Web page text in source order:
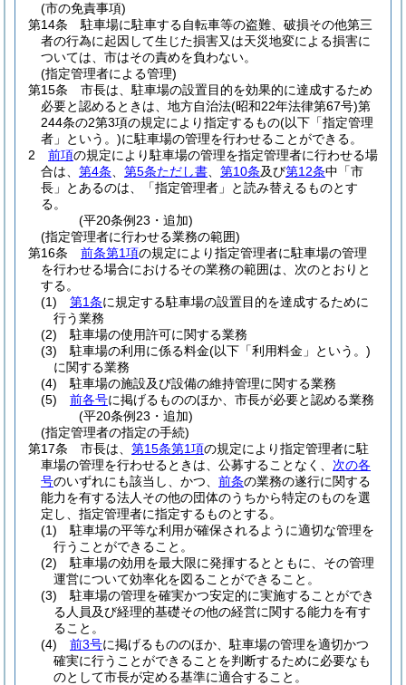
(市の免責事項)
第14条
駐車場に駐車する自転車等の盗難、破損その他第三
者の行為に起因して生じた損害又は天災地変による損害に
ついては、市はその責めを負わない。
(指定管理者による管理)
第15条
市長は、駐車場の設置目的を効果的に達成するため
必要と認めるときは、地方自治法(昭和22年法律第67号)第
244条の2第3項の規定により指定するもの(以下「指定管理
者」という。)に駐車場の管理を行わせることができる。
2
前項の規定により駐車場の管理を指定管理者に行わせる場
合は、 第4条 第5条ただし書 第10条及び第12条中「市
長」とあるのは、「指定管理者」と読み替えるものとす
る。
(平20条例23・追加)
(指定管理者に行わせる業務の範囲)
第16条
前条第1項の規定により指定管理者に駐車場の管理
を行わせる場合におけるその業務の範囲は、次のとおりと
する。
(1)
第1条に規定する駐車場の設置目的を達成するために
行う業務
(2)
駐車場の使用許可に関する業務
(3)
駐車場の利用に係る料金(以下「利用料金」という。)
に関する業務
(4)
駐車場の施設及び設備の維持管理に関する業務
(5)
前各号に掲げるもののほか、市長が必要と認める業務
(平20条例23・追加)
(指定管理者の指定の手続)
第17条
市長は、 第15条第1項の規定により指定管理者に駐
車場の管理を行わせるときは、公募することなく、 次の各
号のいずれにも該当し、かつ、 前条の業務の遂行に関する
能力を有する法人その他の団体のうちから特定のものを選
定し、指定管理者に指定するものとする。
(1)
駐車場の平等な利用が確保されるように適切な管理を
行うことができること。
(2)
駐車場の効用を最大限に発揮するとともに、その管理
運営について効率化を図ることができること。
(3)
駐車場の管理を確実かつ安定的に実施することができ
る人員及び経理的基礎その他の経営に関する能力を有す
ること。
(4)
前3号に掲げるもののほか、駐車場の管理を適切かつ
確実に行うことができることを判断するために必要なも
のとして市長が定める基準に適合すること。